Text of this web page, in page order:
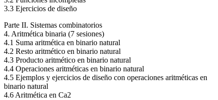
3.3 Ejercicios de diseño
Parte II. Sistemas combinatorios
4. Aritmética binaria (7 sesiones)
4.1 Suma aritmética en binario natural
4.2 Resto aritmético en binario natural
4.3 Producto aritmético en binario natural
4.4 Operaciones aritméticas en binario natural
4.5 Ejemplos y ejercicios de diseño con operaciones aritméticas en
binario natural
4.6 Aritmética en Ca2